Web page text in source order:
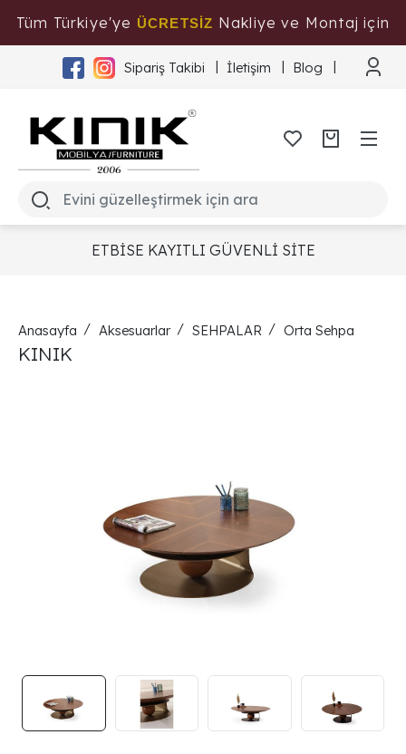
Tüm Türkiye'ye ÜCRETSİZ Nakliye ve Montaj için
Tıklayınız
Sipariş Takibi İletişim Blog
ETBİSE KAYITLI GÜVENLİ SİTE
Anasayfa Aksesuarlar SEHPALAR Orta Sehpa
KINIK